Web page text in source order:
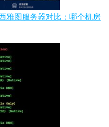
雅图服务器对比：哪个机房